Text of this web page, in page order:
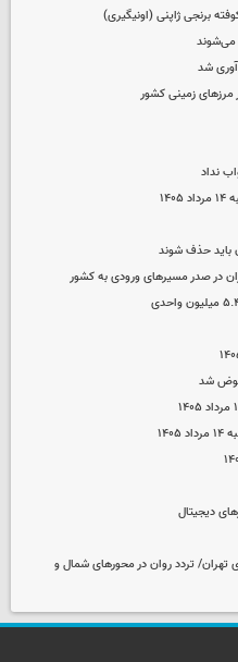
برنجی ژاپنی (اونیگیری)
می‌شوند
مرزهای زمینی کشور
نداد
باید حذف شوند
در صدر مسیرهای ورودی به کشور
عوض شد
دیجیتال
تردد روان در محورهای شمال و